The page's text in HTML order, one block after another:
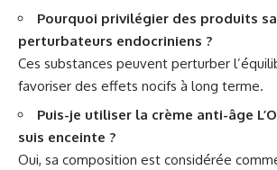
Pourquoi privilégier des produits
perturbateurs endocriniens ?
Ces substances peuvent perturber
favoriser des effets nocifs à long terme.
Puis-je utiliser la crème anti-âge
suis enceinte ?
Oui, sa composition est considérée